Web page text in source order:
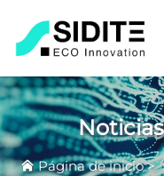
Página de inicio>